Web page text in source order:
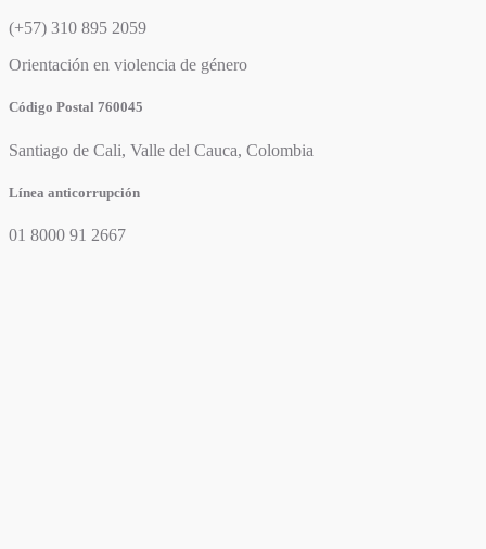
(+57) 310 895 2059
Orientación en violencia de género
Código Postal 760045
Santiago de Cali, Valle del Cauca, Colombia
Línea anticorrupción
01 8000 91 2667